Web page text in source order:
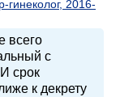
2016-
всего
с
срок
к декрету